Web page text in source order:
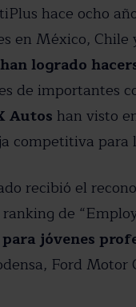
hace ocho
en México,
logrado
de importantes
Autos han visto
competitiva para
recibió el
de
jóvenes
Ford